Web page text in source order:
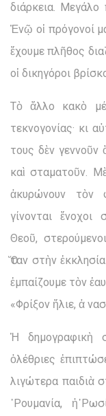
διάρκεια.
Ἐνῷ οἱ πρόγονοί
ἔχουμε πλῆθος
οἱ δικηγόροι
Τὸ ἄλλο κακὸ
τεκνογονίας· κι
τους δὲν γεννοῦν
καὶ σταματοῦν.
ἀκυρώνουν τὸν
γίνονται
Θεοῦ,
Ὅταν στὴν
ἐμπαίζουμε τὸν
«Φρίξον ἥλιε, ἀ
Ἡ δημογραφικὴ
ὀλέθριες
λιγώτερα παιδιὰ
῾Ρουμανία,